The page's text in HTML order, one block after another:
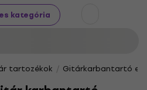
kategória
tartozékok Gitárkarbantartó